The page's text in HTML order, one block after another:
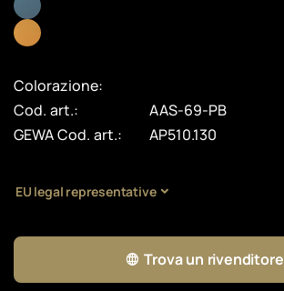
Colorazione:
Cod. art.:
AAS-69-PB
GEWA Cod. art.:
AP510.130
EU legal representative
Trova un rivenditore